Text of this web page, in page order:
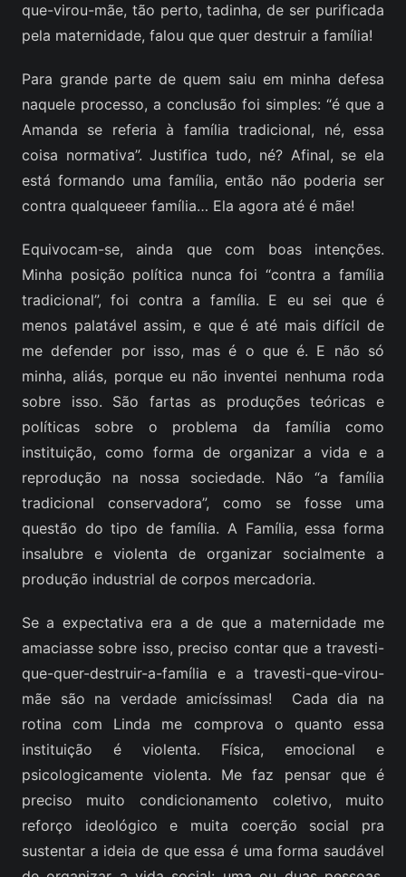
que-virou-mãe, tão perto, tadinha, de ser purificada
pela maternidade, falou que quer destruir a família!
Para grande parte de quem saiu em minha defesa
naquele processo, a conclusão foi simples: “é que a
Amanda se referia à família tradicional, né, essa
coisa normativa”. Justifica tudo, né? Afinal, se ela
está formando uma família, então não poderia ser
contra qualqueeer família… Ela agora até é mãe!
Equivocam-se, ainda que com boas intenções.
Minha posição política nunca foi “contra a família
tradicional”, foi contra a família. E eu sei que é
menos palatável assim, e que é até mais difícil de
me defender por isso, mas é o que é. E não só
minha, aliás, porque eu não inventei nenhuma roda
sobre isso. São fartas as produções teóricas e
políticas sobre o problema da família como
instituição, como forma de organizar a vida e a
reprodução na nossa sociedade. Não “a família
tradicional conservadora”, como se fosse uma
questão do tipo de família. A Família, essa forma
insalubre e violenta de organizar socialmente a
produção industrial de corpos mercadoria.
Se a expectativa era a de que a maternidade me
amaciasse sobre isso, preciso contar que a travesti-
que-quer-destruir-a-família e a travesti-que-virou-
mãe são na verdade amicíssimas! Cada dia na
rotina com Linda me comprova o quanto essa
instituição é violenta. Física, emocional e
psicologicamente violenta. Me faz pensar que é
preciso muito condicionamento coletivo, muito
reforço ideológico e muita coerção social pra
sustentar a ideia de que essa é uma forma saudável